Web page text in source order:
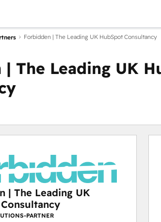
Forbidden | The Leading UK HubSpot Consultancy
The Leading UK
| The Leading UK
PARTNER